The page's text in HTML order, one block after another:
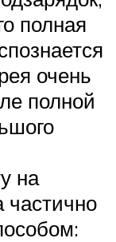
полная
очень
полной
на
частично